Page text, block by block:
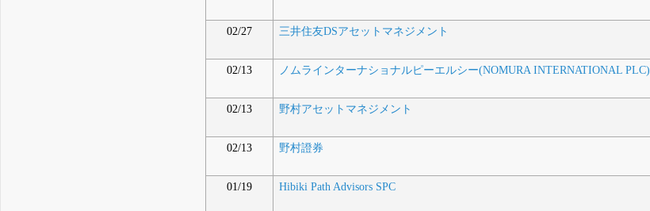
02/27 三井住友DSアセットマネジメント
02/13 ノムラインターナショナルピーエルシー(NOMURA INTERNATIONAL PLC)
02/13 野村アセットマネジメント
02/13 野村證券
01/19 Hibiki Path Advisors SPC